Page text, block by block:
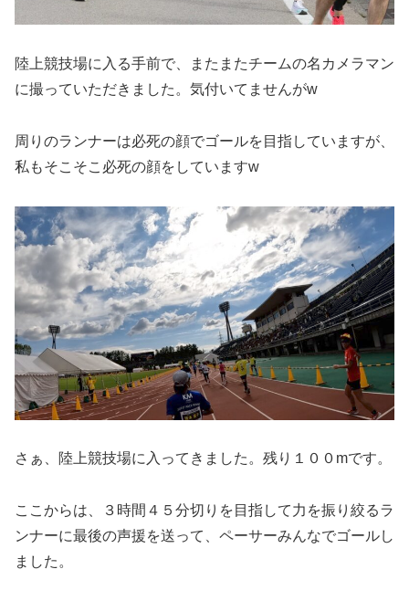
陸上競技場に入る手前で、またまたチームの名カメラマン
に撮っていただきました。気付いてませんがw
周りのランナーは必死の顔でゴールを目指していますが、
私もそこそこ必死の顔をしていますw
さぁ、陸上競技場に入ってきました。残り１００mです。
ここからは、３時間４５分切りを目指して力を振り絞るラ
ンナーに最後の声援を送って、ペーサーみんなでゴールし
ました。